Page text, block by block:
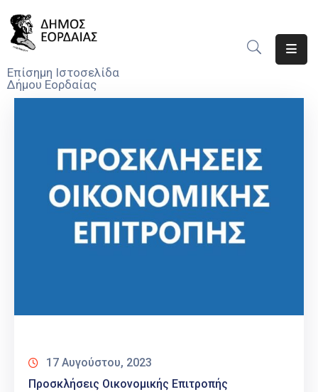
Επίσημη Ιστοσελίδα
Δήμου Εορδαίας
Ο
Υπηρεσίες
Προσκλήσεις
17 Αυγούστου, 2023
Προσκλήσεις Οικονομικής Επιτροπής